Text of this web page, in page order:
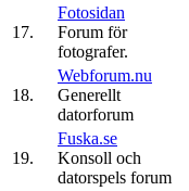
17.
Fotosidan
Forum för
fotografer.
18.
Webforum.nu
Generellt
datorforum
19.
Fuska.se
Konsoll och
datorspels forum